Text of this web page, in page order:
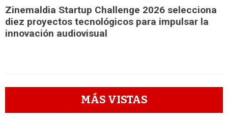
Zinemaldia Startup Challenge 2026 selecciona
diez proyectos tecnológicos para impulsar la
innovación audiovisual
MÁS VISTAS